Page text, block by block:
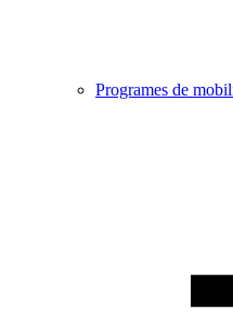
Programes de